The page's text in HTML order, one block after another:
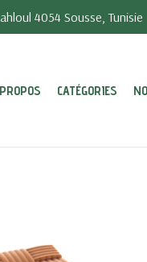
4054 Sousse, Tunisie
CATÉGORIES